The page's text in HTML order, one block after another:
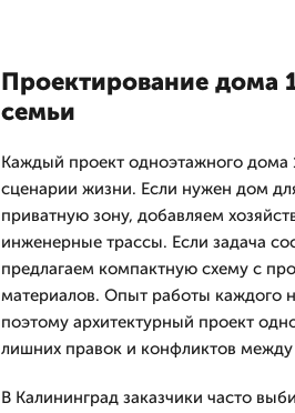
Проектирование дома
семьи
Каждый проект одноэтажного
сценарии жизни. Если нужен дом
приватную зону, добавляем
инженерные трассы. Если задача
предлагаем компактную схему с
материалов. Опыт работы каждого
поэтому архитектурный проект
лишних правок и конфликтов
В Калининград заказчики часто